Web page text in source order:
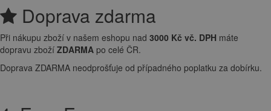
Doprava zdarma
Při nákupu zboží v našem eshopu nad 3000 Kč vč. DPH máte
dopravu zboží ZDARMA po celé ČR.
Doprava ZDARMA neodprošťuje od případného poplatku za dobírku.